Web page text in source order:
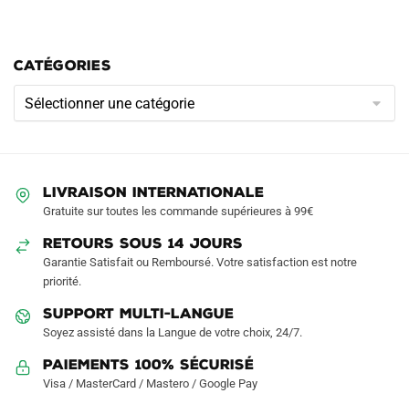
CATÉGORIES
Catégories
LIVRAISON INTERNATIONALE
Gratuite sur toutes les commande supérieures à 99€
RETOURS SOUS 14 JOURS
Garantie Satisfait ou Remboursé. Votre satisfaction est notre
priorité.
SUPPORT MULTI-LANGUE
Soyez assisté dans la Langue de votre choix, 24/7.
Paiements 100% Sécurisé
Visa / MasterCard / Mastero / Google Pay